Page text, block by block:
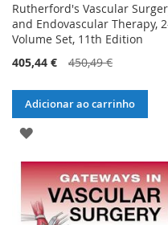
Rutherford's Vascular
and Endovascular Therapy,
Volume Set, 11th Edition
405,44 €
450,49 €
Adicionar ao carrinho
ADICIONAR
À
LISTA
DE